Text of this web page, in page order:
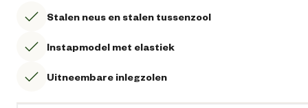
Stalen neus en stalen tussenzool
Instapmodel met elastiek
Uitneembare inlegzolen